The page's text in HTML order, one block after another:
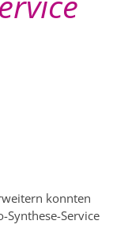
konnten
Synthese-Service